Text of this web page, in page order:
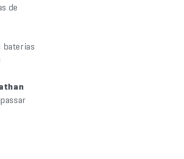
de
baterias